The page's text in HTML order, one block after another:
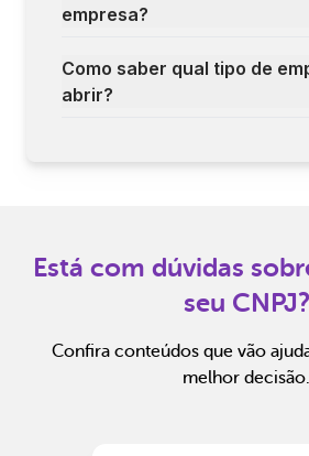
empresa?
Como saber qual tipo de
abrir?
Está com dúvidas
seu CNPJ?
Confira conteúdos que vão
melhor decisão.